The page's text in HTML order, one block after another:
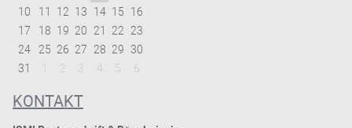
10
11 12 13 14 15
16
17
18 19 20 21 22
23
24
25 26 27 28 29 30
31
2 3 4 5 6
KONTAKT